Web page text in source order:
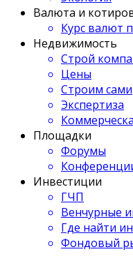
Валюта и
Курс валют
Недвижимость
Строй
Цены
Строим сами
Экспертиза
Площадки
Форумы
Инвестиции
ГЧП
Венчурные
Где найти
Фондовый